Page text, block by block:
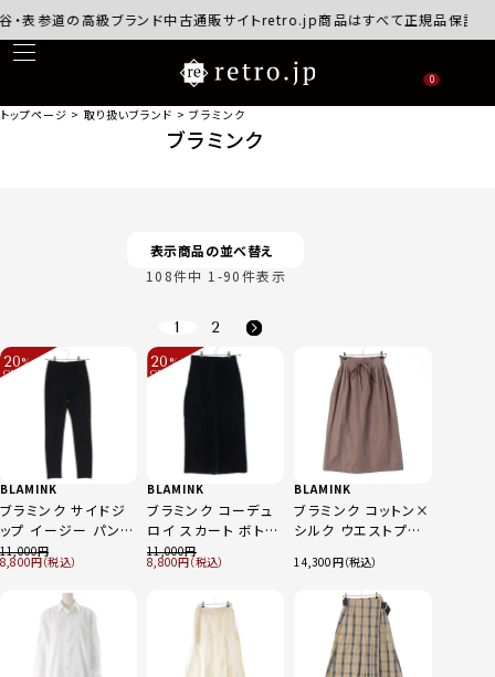
の高級ブランド中古通販サイトretro.jp商品はすべて正規品保証・返品可能
0
トップページ 取り扱いブランド ブラミンク
ブラミンク
表示商品の並べ替え
108件中 1 -90件表示
1
2
20%
OFF
BLAMINK
ブラミンク サイドジ
ップ イージー パンツ
ボトムス 7914-299-
0218 ブラック 36
11,000
8,800
20%
OFF
BLAMINK
ブラミンク コーデュ
ロイ スカート ボトム
ス 7924-230-0245
ネイビー 38
11,000
8,800
BLAMINK
ブラミンク コットン×
シルク ウエストプリ
7924-230-0139 ブ
ラウン 36
14,300